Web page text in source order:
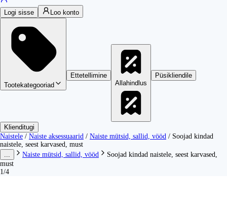
Logi sisse Loo konto
Tootekategooriad
Ettetellimine
Allahindlus
Püsikliendile
Klienditugi
Naistele / Naiste aksessuaarid / Naiste mütsid, sallid, vööd / Soojad kindad
naistele, seest karvased, must
Naiste mütsid, sallid, vööd
Soojad kindad naistele, seest karvased,
must
1/4